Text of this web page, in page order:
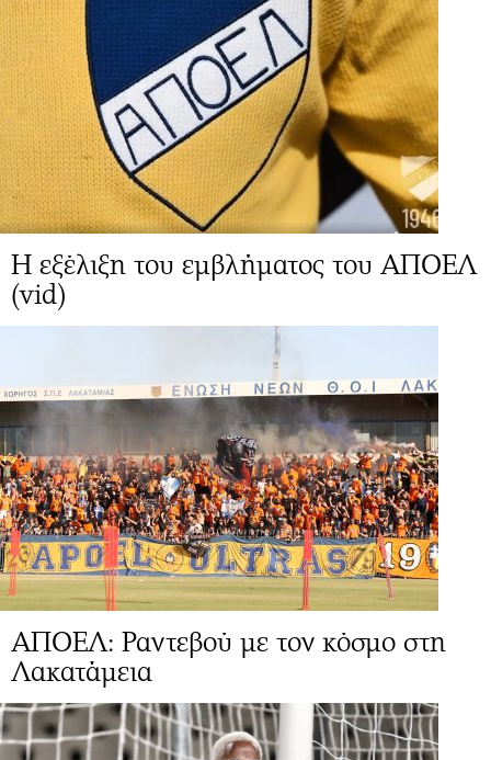
Η εξέλιξη του εμβλήματος του ΑΠΟΕΛ
(vid)
ΑΠΟΕΛ: Ραντεβού με τον κόσμο στη
Λακατάμεια